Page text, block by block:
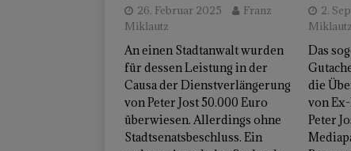
26. Februar 2025
Franz
Miklautz
An einen Stadtanwalt wurden
für dessen Leistung in der
Causa der Dienstverlängerung
von Peter Jost 50.000 Euro
überwiesen. Allerdings ohne
Stadtsenatsbeschluss. Ein
2.
Miklautz
Das
die
von
Peter